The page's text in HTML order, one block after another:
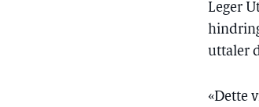
Leger
uttaler
«Dette